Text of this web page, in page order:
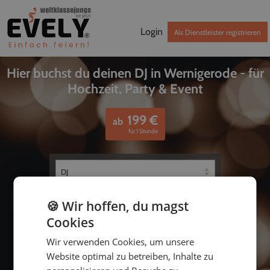
Login Als Dienstleister registrieren
Hier buchst du deinen DJ in Wernigerode - für
Hochzeit, Party & Event
ab 199€
für 1 Stunde
bis
🍪 Wir hoffen, du magst
Cookies
Wir verwenden Cookies, um unsere
Website optimal zu betreiben, Inhalte zu